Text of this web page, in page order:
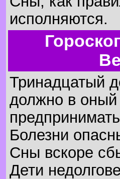
исполняются.
Тринадцатый
должно в оный
Болезни
Сны вскоре
Дети